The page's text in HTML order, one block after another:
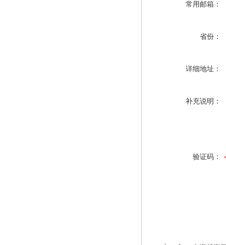
常用邮箱：
省份：
详细地址：
补充说明：
验证码：